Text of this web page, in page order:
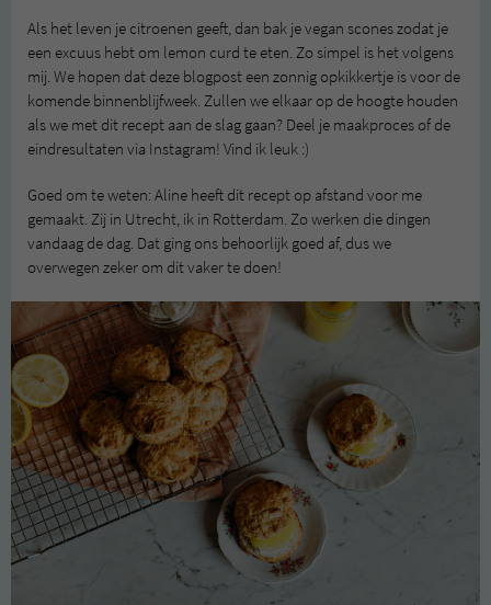
Als het leven je citroenen geeft, dan bak je vegan scones zodat je
een excuus hebt om lemon curd te eten. Zo simpel is het volgens
mij. We hopen dat deze blogpost een zonnig opkikkertje is voor de
komende binnenblijfweek. Zullen we elkaar op de hoogte houden
als we met dit recept aan de slag gaan? Deel je maakproces of de
eindresultaten via Instagram! Vind ik leuk :)
Goed om te weten: Aline heeft dit recept op afstand voor me
gemaakt. Zij in Utrecht, ik in Rotterdam. Zo werken die dingen
vandaag de dag. Dat ging ons behoorlijk goed af, dus we
overwegen zeker om dit vaker te doen!